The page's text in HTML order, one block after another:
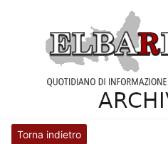
Torna indietro